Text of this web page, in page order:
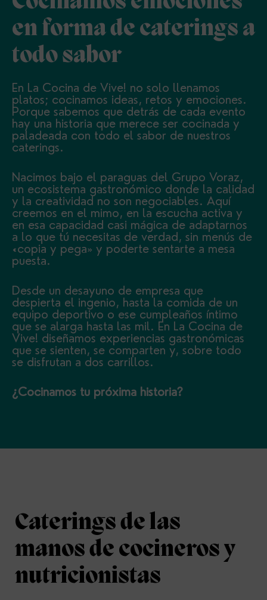
en forma de caterings a
todo sabor
En La Cocina de Vive! no solo llenamos
platos; cocinamos ideas, retos y emociones.
Porque sabemos que detrás de cada evento
hay una historia que merece ser cocinada y
paladeada con todo el sabor de nuestros
caterings.
Nacimos bajo el paraguas del Grupo Voraz,
un ecosistema gastronómico donde la calidad
y la creatividad no son negociables. Aquí
creemos en el mimo, en la escucha activa y
en esa capacidad casi mágica de adaptarnos
a lo que tú necesitas de verdad, sin menús de
«copia y pega» y poderte sentarte a mesa
puesta.
Desde un desayuno de empresa que
despierta el ingenio, hasta la comida de un
equipo deportivo o ese cumpleaños íntimo
que se alarga hasta las mil. En La Cocina de
Vive! diseñamos experiencias gastronómicas
que se sienten, se comparten y, sobre todo
se disfrutan a dos carrillos.
¿Cocinamos tu próxima historia?
Caterings de las
manos de cocineros y
nutricionistas